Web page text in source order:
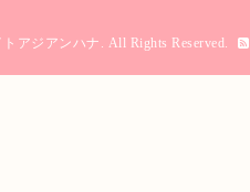
アジアンハナ . All Rights Reserved.